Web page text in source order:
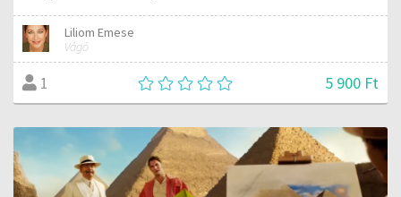
Liliom Emese
Vágó
1 5 900 Ft